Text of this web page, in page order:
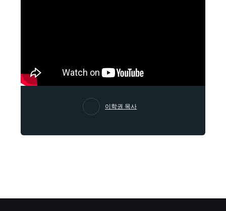
이학권 목사